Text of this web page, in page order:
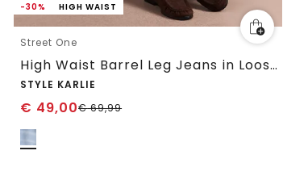
-30% HIGH WAIST
Street One
High Waist Barrel Leg Jeans in Loose Fit
STYLE KARLIE
€ 49,00€69,99